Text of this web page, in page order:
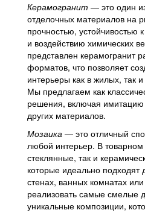
Керамогранит — это один
отделочных материалов на
прочностью, устойчивостью
и воздействию химических
представлен керамогранит
форматов, что позволяет
интерьеры как в жилых, так
Мы предлагаем как
решения, включая имитацию
других материалов.
Мозаика — это отличный
любой интерьер. В товарном
стеклянные, так и
которые идеально подходят
стенах, ванных комнатах
реализовать самые смелые
уникальные композиции,